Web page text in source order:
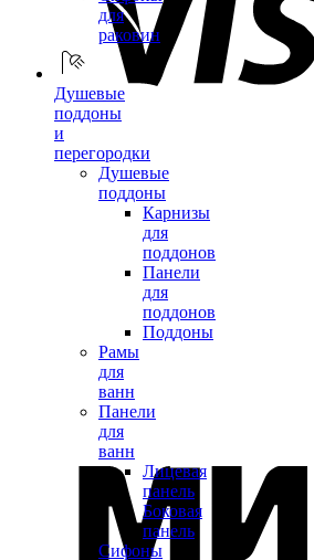
для
раковин
Душевые
поддоны
и
перегородки
Душевые
поддоны
Карнизы
для
поддонов
Панели
для
поддонов
Поддоны
Рамы
для
ванн
Панели
для
ванн
Лицевая
панель
Боковая
панель
Сифоны